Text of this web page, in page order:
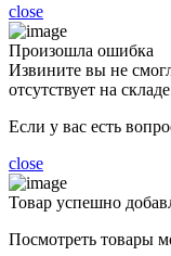
close
Произошла ошибка
Извините вы не
отсутствует на
Если у вас есть
close
Товар успешно
Посмотреть товары